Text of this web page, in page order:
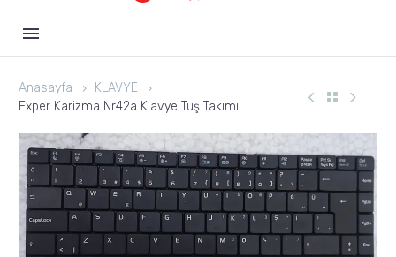
Anasayfa
KLAVYE
Exper Karizma Nr42a Klavye Tuş Takımı